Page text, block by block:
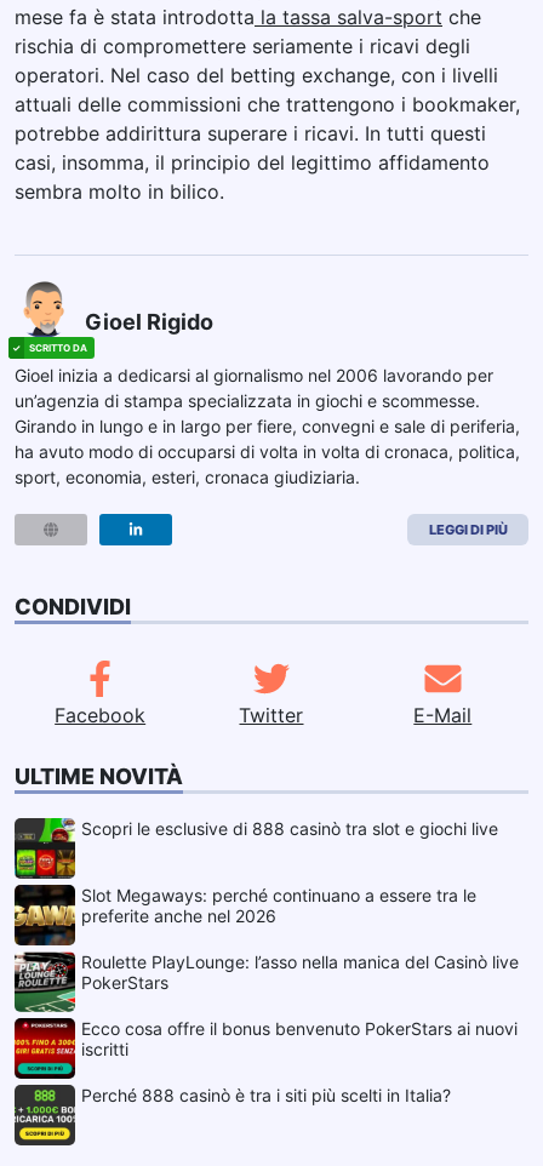
mese fa è stata introdotta la tassa salva-sport che
rischia di compromettere seriamente i ricavi degli
operatori. Nel caso del betting exchange, con i livelli
attuali delle commissioni che trattengono i bookmaker,
potrebbe addirittura superare i ricavi. In tutti questi
casi, insomma, il principio del legittimo affidamento
sembra molto in bilico.
Gioel Rigido
Gioel inizia a dedicarsi al giornalismo nel 2006 lavorando per
un’agenzia di stampa specializzata in giochi e scommesse.
Girando in lungo e in largo per fiere, convegni e sale di periferia,
ha avuto modo di occuparsi di volta in volta di cronaca, politica,
sport, economia, esteri, cronaca giudiziaria.
LEGGI DI PIÙ
CONDIVIDI
Facebook Twitter E-Mail
ULTIME NOVITÀ
Scopri le esclusive di 888 casinò tra slot e giochi live
Slot Megaways: perché continuano a essere tra le
preferite anche nel 2026
Roulette PlayLounge: l’asso nella manica del Casinò live
PokerStars
Ecco cosa offre il bonus benvenuto PokerStars ai nuovi
iscritti
Perché 888 casinò è tra i siti più scelti in Italia?